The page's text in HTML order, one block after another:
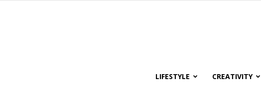
LIFESTYLE CREATIVITY